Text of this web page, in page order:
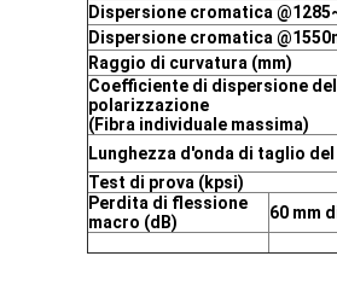
Dispersione cromatica
Dispersione cromatica
Raggio di curvatura (mm)
Coefficiente di dispersione
polarizzazione
(Fibra individuale massima)
Lunghezza d'onda di taglio del
Test di prova (kpsi)
Perdita di flessione
macro (dB)
60 mm